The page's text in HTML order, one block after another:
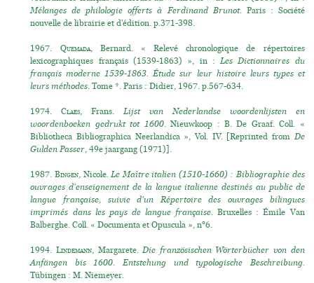
Mélanges de philologie offerts à Ferdinand Brunot. Paris : Société
nouvelle de librairie et d’édition. p.371-398.
1967. Quemada, Bernard. « Relevé chronologique de répertoires
lexicographiques français (1539-1863) », in :Les Dictionnaires du
français moderne 1539-1863. Étude sur leur histoire leurs types et
leurs méthodes. Tome *. Paris : Didier, 1967. p.567-634.
1974.Claes, Frans.Lijst van Nederlandse woordenlijsten en
woordenboeken gedrukt tot 1600.Nieuwkoop : B. De Graaf. Coll. «
Bibliotheca Bibliographica Neerlandica », Vol. IV. [Reprinted fromDe
Gulden Passer, 49e jaargang (1971)].
1987.Bingen, Nicole.Le Maître italien (1510-1660) : Bibliographie des
ouvrages d'enseignement de la langue italienne destinés au public de
langue française, suivie d'un Répertoire des ouvrages bilingues
imprimés dans les pays de langue française. Bruxelles : Émile Van
Balberghe. Coll. « Documenta et Opuscula », n°6.
1994.Lindemann, Margarete.Die französischen Wörterbücher von den
Anfängen bis 1600. Entstehung und typologische Beschreibung.
Tübingen : M. Niemeyer.